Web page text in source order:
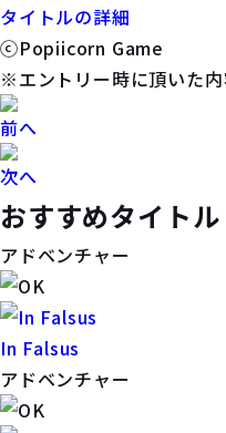
タイトルの詳細
ⓒPopiicorn Game
※エントリー時に頂いた
前へ
次へ
おすすめタイトル
アドベンチャー
In Falsus
アドベンチャー